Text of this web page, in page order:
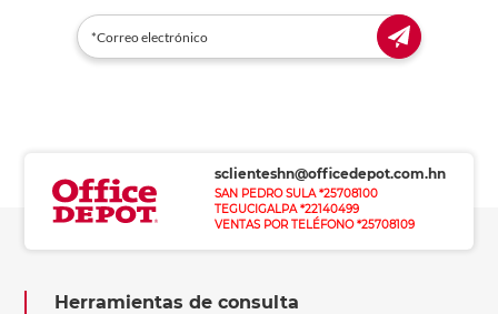
sclienteshn@officedepot.com.hn
SAN PEDRO SULA *25708100
TEGUCIGALPA *22140499
VENTAS POR TELÉFONO *25708109
Herramientas de consulta